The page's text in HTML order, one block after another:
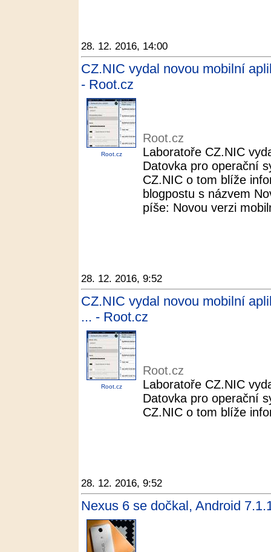
28. 12. 2016, 14:00
CZ.NIC vydal novou mobilní
- Root.cz
Root.cz
Root.cz
Laboratoře CZ.NIC
Datovka pro operační
CZ.NIC o tom blíže
blogpostu s názvem
píše: Novou verzi
28. 12. 2016, 9:52
CZ.NIC vydal novou mobilní
... - Root.cz
Root.cz
Root.cz
Laboratoře CZ.NIC
Datovka pro operační
CZ.NIC o tom blíže
28. 12. 2016, 9:52
Nexus 6 se dočkal, Android